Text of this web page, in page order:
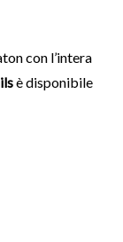
con l’intera
è disponibile